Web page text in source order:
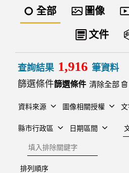
資
全部 圖像
文件
查詢結果 1,916 筆資料
篩選條件
清除全部
資料來源 圖像相關授權
縣市行政區 日期區間
排除關鍵字
排列順序